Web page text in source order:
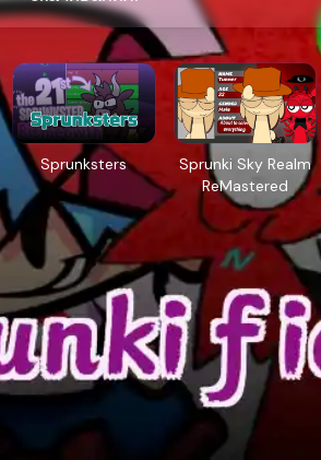
Sprunksters
Sprunki Sky Realm
ReMastered